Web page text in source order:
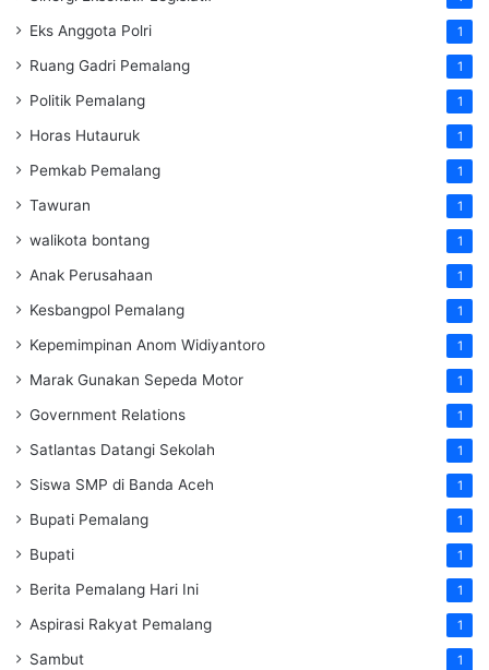
Eks Anggota Polri 1
Ruang Gadri Pemalang 1
Politik Pemalang 1
Horas Hutauruk 1
Pemkab Pemalang 1
Tawuran 1
walikota bontang 1
Anak Perusahaan 1
Kesbangpol Pemalang 1
Kepemimpinan Anom Widiyantoro 1
Marak Gunakan Sepeda Motor 1
Government Relations 1
Satlantas Datangi Sekolah 1
Siswa SMP di Banda Aceh 1
Bupati Pemalang 1
Bupati 1
Berita Pemalang Hari Ini 1
Aspirasi Rakyat Pemalang 1
Sambut 1